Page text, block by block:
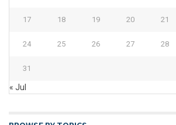
17 18 19 20 21
24 25 26 27 28
31
« Jul